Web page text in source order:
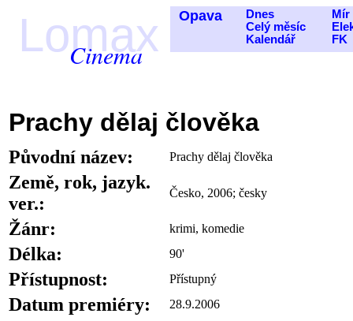
Lomax
Cinema
Opava
Dnes
Celý měsíc
Kalendář
Mír
FK
Prachy dělaj člověka
Původní název: Prachy dělaj člověka
Země, rok, jazyk.
ver.:
Česko, 2006; česky
Žánr: krimi, komedie
Délka: 90'
Přístupnost: Přístupný
Datum premiéry: 28.9.2006